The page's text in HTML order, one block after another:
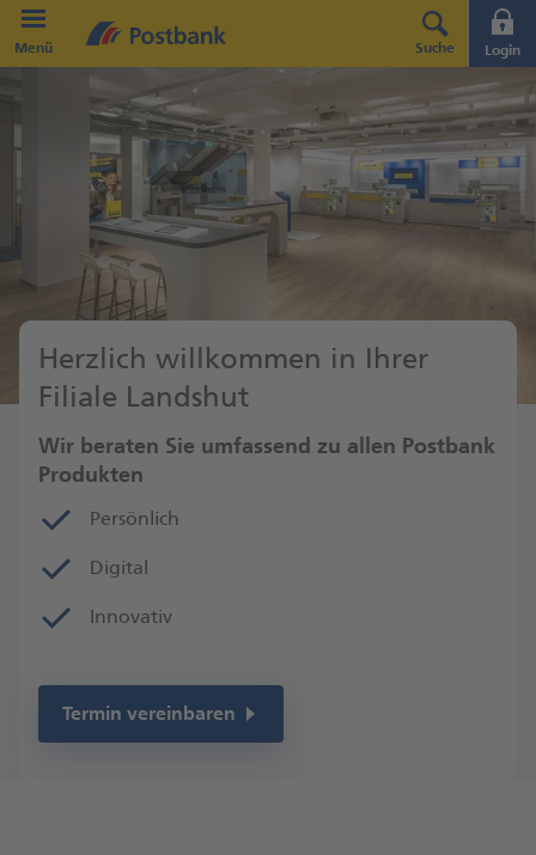
Direkt zur Hauptnavigation (Enter drücken)
Direkt zum Hauptinhalt (Enter drücken)
Direkt zur Suche (Enter drücken)
Menü Suche Login
Herzlich willkommen in Ihrer
Filiale Landshut
Wir beraten Sie umfassend zu allen Postbank
Produkten
Persönlich
Digital
Innovativ
Termin vereinbaren